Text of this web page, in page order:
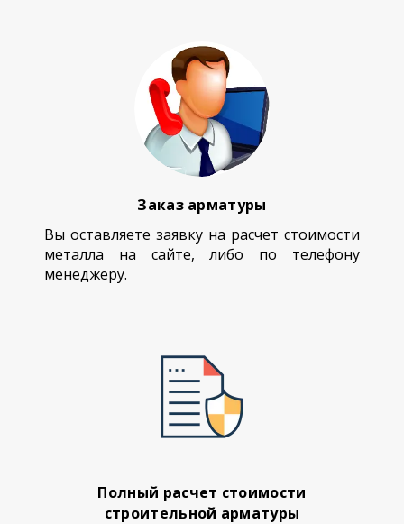
Заказ арматуры
Вы оставляете заявку на расчет стоимости
металла на сайте, либо по телефону
менеджеру.
Полный расчет стоимости
строительной арматуры